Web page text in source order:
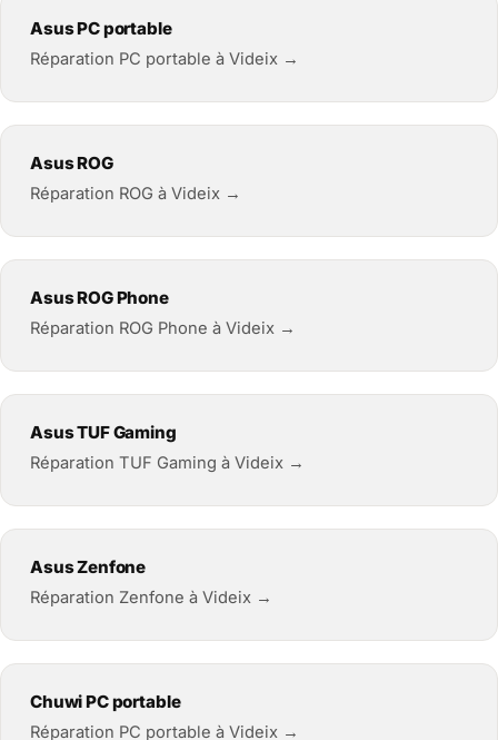
Asus PC portable
Réparation PC portable à Videix →
Asus ROG
Réparation ROG à Videix →
Asus ROG Phone
Réparation ROG Phone à Videix →
Asus TUF Gaming
Réparation TUF Gaming à Videix →
Asus Zenfone
Réparation Zenfone à Videix →
Chuwi PC portable
Réparation PC portable à Videix →